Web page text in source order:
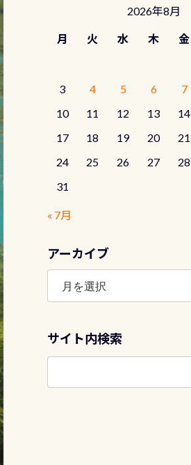
2026年8月
月 火 水 木 金
3
4 5 6 7
10
11 12 13 14
17
18 19 20 21
24
25 26 27 28
31
« 7月
アーカイブ
ア
カ
ブ
サイト内検索